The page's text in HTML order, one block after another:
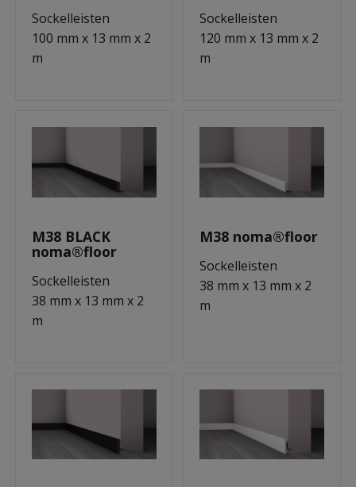
Sockelleisten
100 mm x 13 mm x 2
m
Sockelleisten
120 mm x 13 mm x 2
m
M38 BLACK
noma®floor
Sockelleisten
38 mm x 13 mm x 2
m
M38 noma®floor
Sockelleisten
38 mm x 13 mm x 2
m